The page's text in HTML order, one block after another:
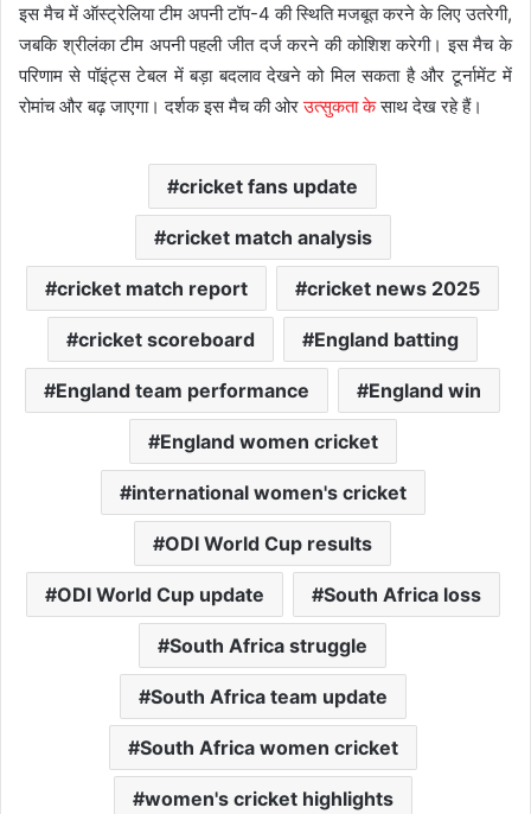
इस मैच में ऑस्ट्रेलिया टीम अपनी टॉप-4 की स्थिति मजबूत करने के लिए उतरेगी,
जबकि श्रीलंका टीम अपनी पहली जीत दर्ज करने की कोशिश करेगी। इस मैच के
परिणाम से पॉइंट्स टेबल में बड़ा बदलाव देखने को मिल सकता है और टूर्नामेंट में
रोमांच और बढ़ जाएगा। दर्शक इस मैच की ओरउत्सुकता केसाथ देख रहे हैं।
cricket fans update
cricket match analysis
cricket match report cricket news 2025
cricket scoreboard England batting
England team performance England win
England women cricket
international women's cricket
ODI World Cup results
ODI World Cup update South Africa loss
South Africa struggle
South Africa team update
South Africa women cricket
women's cricket highlights